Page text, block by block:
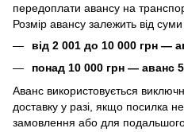
передоплати авансу на
Розмір авансу залежить від
від 2 001 до 10 000 грн —
понад 10 000 грн — аванс
Аванс використовується
доставку у разі, якщо посилка
замовлення або для подальшого